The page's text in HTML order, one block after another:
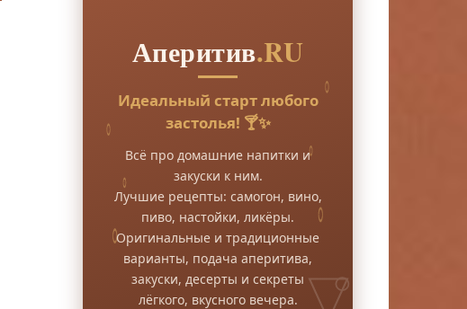
Аперитив.RU
Идеальный старт любого
застолья! 🍸✨
Всё про домашние напитки и
закуски к ним.
Лучшие рецепты: самогон, вино,
пиво, настойки, ликёры.
Оригинальные и традиционные
варианты, подача аперитива,
закуски, десерты и секреты
лёгкого, вкусного вечера.